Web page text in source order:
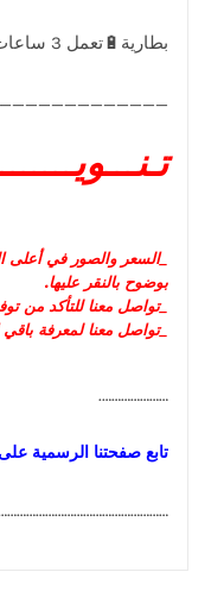
_السعر والصور في أعلى
بوضوح بالنقر عليها.
_تواصل معنا للتأكد من
_تواصل معنا لمعرفة باقي
………………….
تابع صفحتنا الرسمية